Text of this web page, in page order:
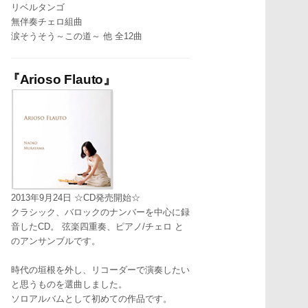
リベルタンゴ
無伴奏チェロ組曲
涙そうそう～この道～ 他 全12曲
Arioso Flauto』
2013年9月24日 ☆CD発売開始☆
クラシック、バロックのナンバーを中心に録
音したCD。 弦楽四重奏、ピアノ/チェロ と
のアンサンブルです。
時代の垣根を外し、リコーダーで演奏したい
と思うものを選曲しました。
ソロアルバムとして初めての作品です。